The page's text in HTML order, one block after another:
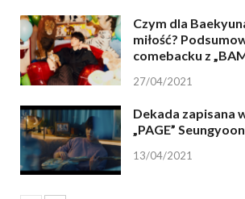
Czym dla
miłość?
comebacku z
27/04/2021
Dekada zapisana
„PAGE”
13/04/2021